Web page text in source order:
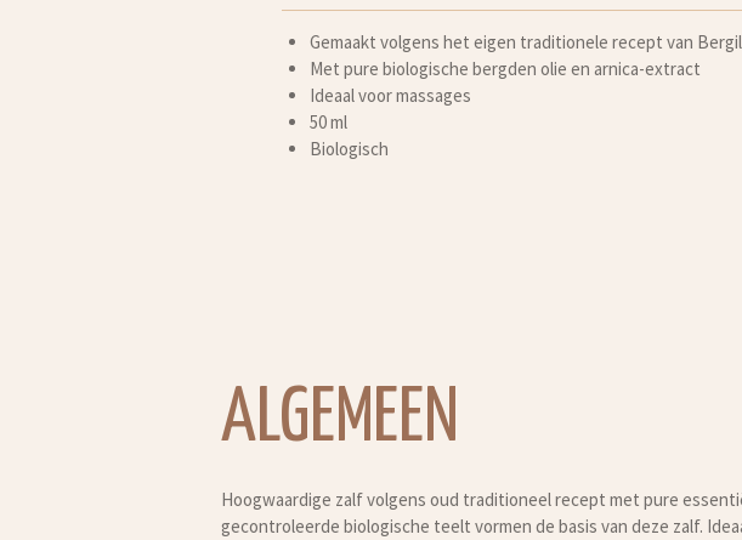
Gemaakt volgens het eigen traditionele recept van
Met pure biologische bergden olie en arnica-extract
Ideaal voor massages
50 ml
Biologisch
ALGEMEEN
Hoogwaardige zalf volgens oud traditioneel recept met pure
gecontroleerde biologische teelt vormen de basis van deze zalf.